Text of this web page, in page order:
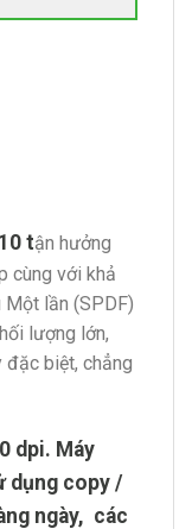
tận hưởng
cùng với khả
Một lần (SPDF)
lượng lớn,
đặc biệt, chẳng
dpi. Máy
dụng copy /
ngày, các